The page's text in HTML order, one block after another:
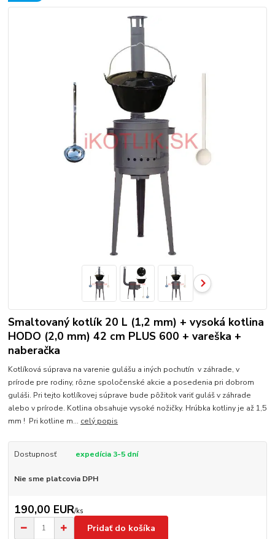
Smaltovaný kotlík 20 L (1,2 mm) + vysoká kotlina
HODO (2,0 mm) 42 cm PLUS 600 + vareška +
naberačka
Kotlíková súprava na varenie gulášu a iných pochutín v záhrade, v
prírode pre rodiny, rôzne spoločenské akcie a posedenia pri dobrom
guláši. Pri tejto kotlíkovej súprave bude pôžitok variť guláš v záhrade
alebo v prírode. Kotlina obsahuje vysoké nožičky. Hrúbka kotliny je až 1,5
mm ! Pri kotline m... celý popis
Dostupnosť expedícia 3-5 dní
Nie sme platcovia DPH
190,00 EUR/ks
Pridať do košíka